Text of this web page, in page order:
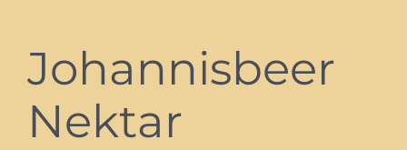
Johannisbeer
Nektar